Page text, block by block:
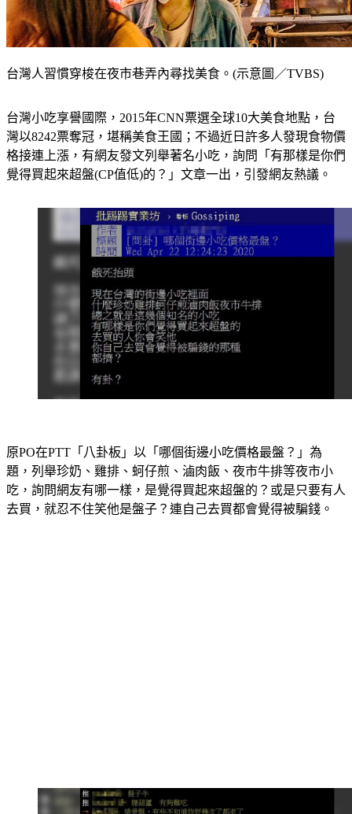
台灣人習慣穿梭在夜市巷弄內尋找美食。(示意圖／TVBS)
台灣小吃享譽國際，2015年CNN票選全球10大美食地點，台
灣以8242票奪冠，堪稱美食王國；不過近日許多人發現食物價
格接連上漲，有網友發文列舉著名小吃，詢問「有那樣是你們
覺得買起來超盤(CP值低)的？」文章一出，引發網友熱議。
原PO在PTT「八卦板」以「哪個街邊小吃價格最盤？」為
題，列舉珍奶、雞排、蚵仔煎、滷肉飯、夜市牛排等夜市小
吃，詢問網友有哪一樣，是覺得買起來超盤的？或是只要有人
去買，就忍不住笑他是盤子？連自己去買都會覺得被騙錢。